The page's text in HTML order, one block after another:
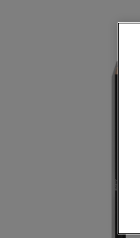
KHÔL - Vue par défaut
KHÔL - Vue basique texture